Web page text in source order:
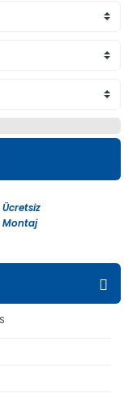
Ücretsiz
Montaj